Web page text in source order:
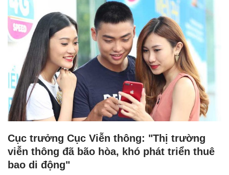
Cục trưởng Cục Viễn thông: "Thị trường
viễn thông đã bão hòa, khó phát triển thuê
bao di động"